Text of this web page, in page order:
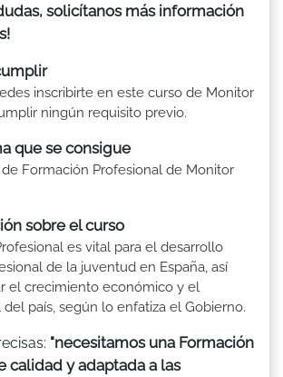
solicítanos más información
inscribirte en este curso de Monitor
ningún requisito previo.
que se consigue
Formación Profesional de Monitor
sobre el curso
es vital para el desarrollo
de la juventud en España, así
el crecimiento económico y el
del país, según lo enfatiza el Gobierno.
"necesitamos una Formación
calidad y adaptada a las